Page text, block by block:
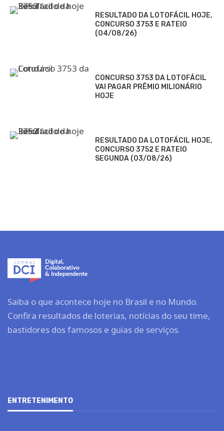
RESULTADO DA LOTOFÁCIL HOJE,
CONCURSO 3753 E RATEIO
(04/08/26)
CONCURSO 3753 DA LOTOFÁCIL
VAI PAGAR PRÊMIO MILIONÁRIO
HOJE
RESULTADO DA LOTOFÁCIL HOJE,
CONCURSO 3752 E RATEIO
SEGUNDA (03/08/26)
Saiba o que acontece hoje no Brasil e no Mundo.
Confira resultados de loterias, notícias do seu time,
bastidores dos famosos e guias de serviços.
ENTRETENIMENTO